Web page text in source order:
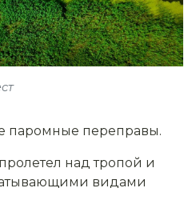
паромные переправы.
над тропой и
видами